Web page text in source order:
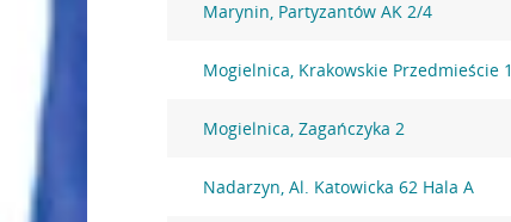
Marynin, Partyzantów AK 2/4
Mogielnica, Krakowskie Przedmieście 1
Mogielnica, Zagańczyka 2
Nadarzyn, Al. Katowicka 62 Hala A